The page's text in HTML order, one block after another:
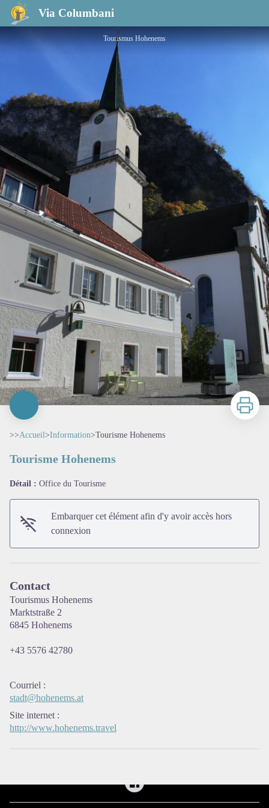
Via Columbani
Tourisme Hohenems
Tourismus Hohenems
Imprimer
>>Accueil>Information>Tourisme Hohenems
Tourisme Hohenems
Détail : Office du Tourisme
Embarquer cet élément afin d'y avoir accès hors
connexion
Contact
Tourismus Hohenems
Marktstraße 2
6845 Hohenems
+43 5576 42780
Courriel :
stadt@hohenems.at
Site internet:
http://www.hohenems.travel